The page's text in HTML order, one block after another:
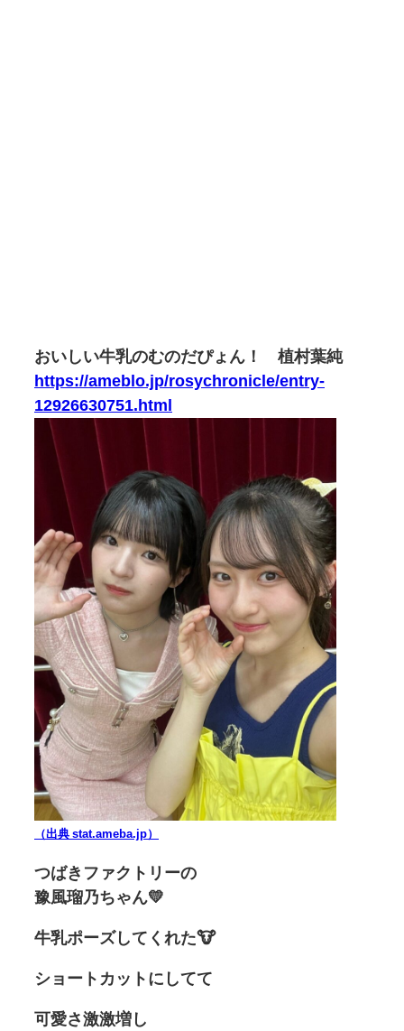
おいしい牛乳のむのだぴょん！ 植村葉純
https://ameblo.jp/rosychronicle/entry-
12926630751.html
（出典 stat.ameba.jp）
つばきファクトリーの
豫風瑠乃ちゃん💛
牛乳ポーズしてくれた🐮
ショートカットにしてて
可愛さ激激増し